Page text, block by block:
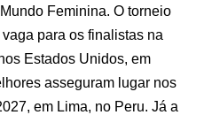
Feminina. O torneio
para os finalistas na
Estados Unidos, em
asseguram lugar nos
em Lima, no Peru. Já a